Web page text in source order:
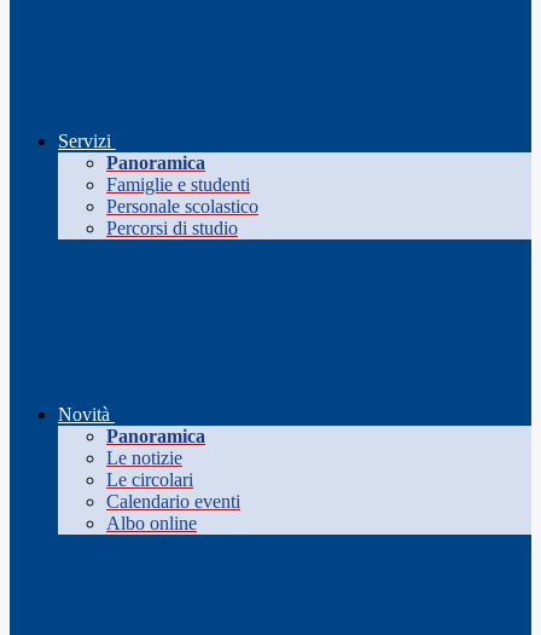
Servizi
Panoramica
Famiglie e studenti
Personale scolastico
Percorsi di studio
Novità
Panoramica
Le notizie
Le circolari
Calendario eventi
Albo online